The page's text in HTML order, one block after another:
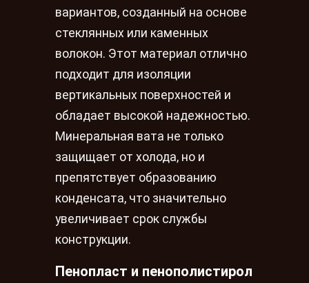
вариантов, созданный на основе
стеклянных или каменных
волокон. Этот материал отлично
подходит для изоляции
вертикальных поверхностей и
обладает высокой надежностью.
Минеральная вата не только
защищает от холода, но и
препятствует образованию
конденсата, что значительно
увеличивает срок службы
конструкции.
Пенопласт и пенополистирол